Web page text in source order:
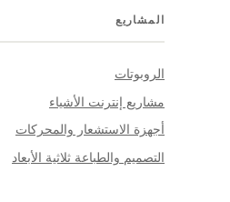
المشاريع
الروبوتات
مشاريع إنترنت الأشياء
أجهزة الاستشعار والمحركات
التصميم والطباعة ثلاثية الأبعاد